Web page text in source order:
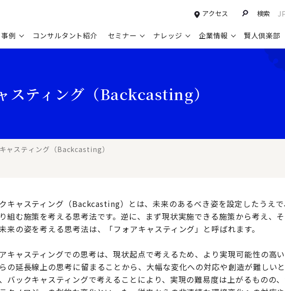
アクセス 検索
例 コンサルタント紹介 セミナー ナレッジ 企業情報 賢人倶楽部
事例
新規事業開発・ビジネスモデル変革・
M&A支援
申込み受付中のセミナー
配信中のセミナーアーカイブ
説集
経営全般
経営企画・事業戦略
人事
【
会社概要
トップメッセージ
レイヤーズ・コンサルティングの特徴
ニュース
メディア掲載
スティング（Backcasting）
ャスティング（Backcasting）
キャスティング（Backcasting）とは、未来のあるべき姿を設定したうえ
組む施策を考える思考法です。逆に、まず現状実施できる施策から考え、
来の姿を考える思考法は、「フォアキャスティング」と呼ばれます。
キャスティングでの思考は、現状起点で考えるため、より実現可能性の高
の延長線上の思考に留まることから、大幅な変化への対応や創造が難しい
バックキャスティングで考えることにより、実現の難易度は上がるものの